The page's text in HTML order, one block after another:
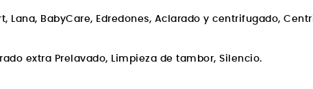
Lana, BabyCare, Edredones, Aclarado y centrifugado,
extra Prelavado, Limpieza de tambor, Silencio.